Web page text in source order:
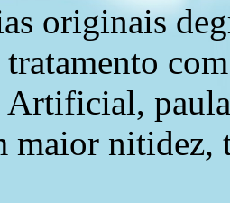
originais
maior nitidez,